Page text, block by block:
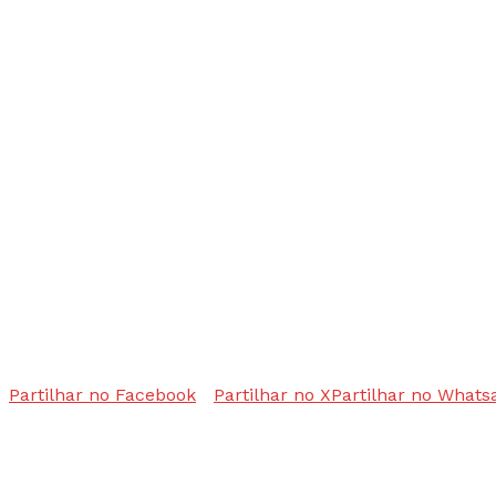
Partilhar no Facebook Partilhar no XPartilhar no